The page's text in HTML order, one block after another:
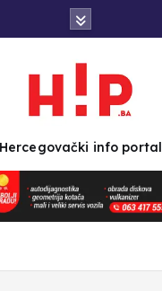
Hercegovački info portal